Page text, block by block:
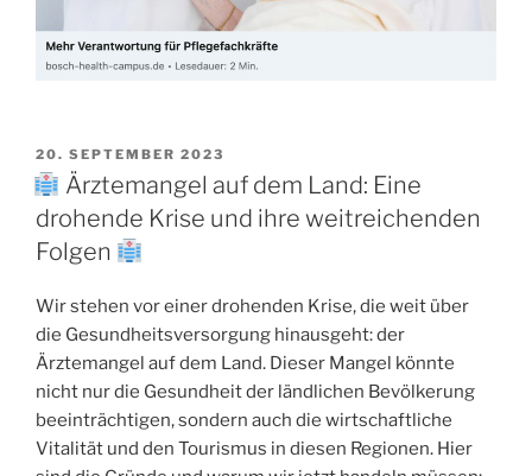
20. SEPTEMBER 2023
Ärztemangel auf dem Land: Eine
drohende Krise und ihre weitreichenden
Folgen
Wir stehen vor einer drohenden Krise, die weit über
die Gesundheitsversorgung hinausgeht: der
Ärztemangel auf dem Land. Dieser Mangel könnte
nicht nur die Gesundheit der ländlichen Bevölkerung
beeinträchtigen, sondern auch die wirtschaftliche
Vitalität und den Tourismus in diesen Regionen. Hier